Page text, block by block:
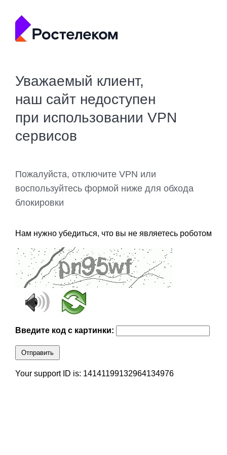
Уважаемый клиент,
наш сайт недоступен
при использовании VPN
сервисов
Пожалуйста, отключите VPN или
воспользуйтесь формой ниже для обхода
блокировки
Нам нужно убедиться, что вы не являетесь роботом
Введите код с картинки:
Отправить
Your support ID is: 14141199132964134976